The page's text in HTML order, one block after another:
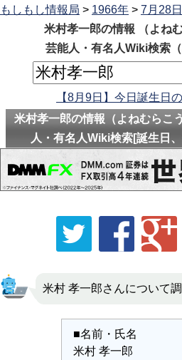
もしもし情報局 > 1966年 > 7月28日
米村孝一郎の情報 （よね
芸能人・有名人Wiki検索（
【8月9日】今日誕生日
米村孝一郎の情報（よねむらこ
人・有名人Wiki検索[誕生日
米村 孝一郎さんについて
■名前・氏名
米村 孝一郎